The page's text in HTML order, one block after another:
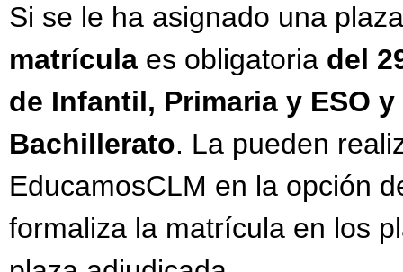
Si se le ha asignado una
matrícula es obligatoria del
de Infantil, Primaria y ESO
Bachillerato. La pueden
EducamosCLM en la opción
formaliza la matrícula en los